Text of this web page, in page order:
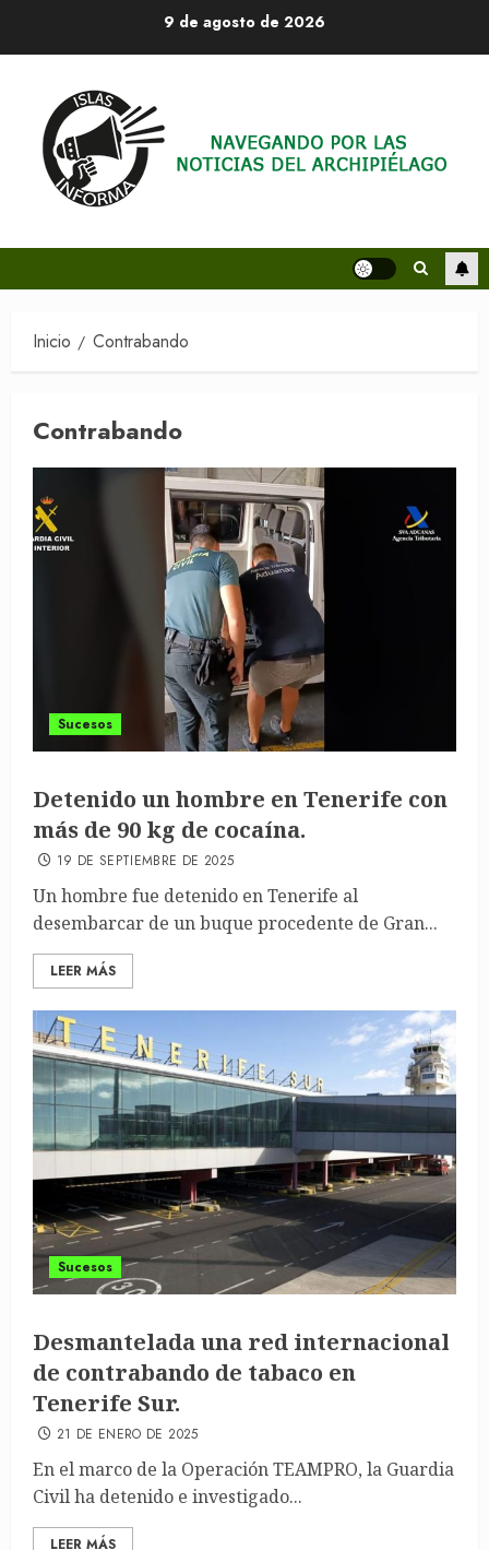
9 de agosto de 2026
Inicio Contrabando
Contrabando
Sucesos
Detenido un hombre en Tenerife con
más de 90 kg de cocaína.
19 DE SEPTIEMBRE DE 2025
Un hombre fue detenido en Tenerife al
desembarcar de un buque procedente de Gran...
LEER MÁS
Sucesos
Desmantelada una red internacional
de contrabando de tabaco en
Tenerife Sur.
21 DE ENERO DE 2025
En el marco de la Operación TEAMPRO, la Guardia
Civil ha detenido e investigado...
LEER MÁS